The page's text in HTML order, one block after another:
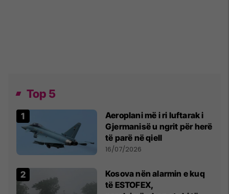
Top 5
Aeroplani më i ri luftarak i
Gjermanisë u ngrit për herë
të parë në qiell
16/07/2026
Kosova nën alarmin e kuq
të ESTOFEX,